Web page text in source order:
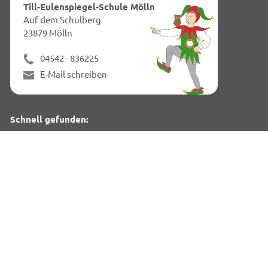
Till-Eulenspiegel-Schule Mölln
Auf dem Schulberg
23879 Mölln
04542 - 836225
E-Mail schreiben
Schnell gefunden: